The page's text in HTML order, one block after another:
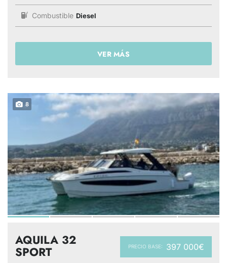
Combustible Diesel
VER MÁS
8
PRECIO BASE: 397 000€
AQUILA 32
SPORT